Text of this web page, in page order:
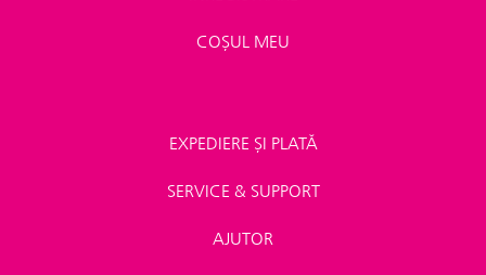
COȘUL MEU
EXPEDIERE ȘI PLATĂ
SERVICE & SUPPORT
AJUTOR